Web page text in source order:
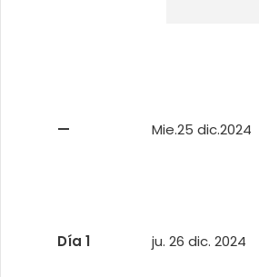
— Mie.25 dic.2024
Día 1 ju. 26 dic. 2024